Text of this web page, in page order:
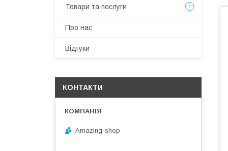
Товари та послуги
Про нас
Відгуки
КОНТАКТИ
Amazing-shop